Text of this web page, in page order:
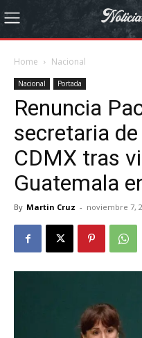
Home Nacional
Nacional Portada
Renuncia
secretaria
CDMX tras
Guatemala
By Martin Cruz - noviembre 7,